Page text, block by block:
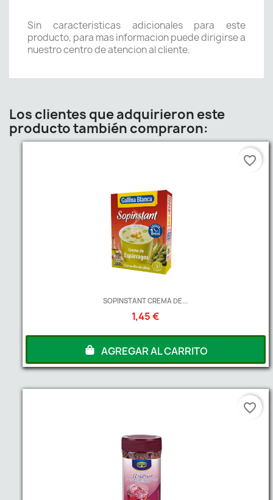
Sin caracteristicas adicionales para este
producto, para mas informacion puede dirigirse a
nuestro centro de atencion al cliente.
Los clientes que adquirieron este
producto también compraron:
SOPINSTANT CREMA DE...
1,45 €
AGREGAR AL CARRITO
favorite_border
favorite_border